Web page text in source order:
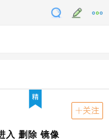
关注
入 删除 镜像